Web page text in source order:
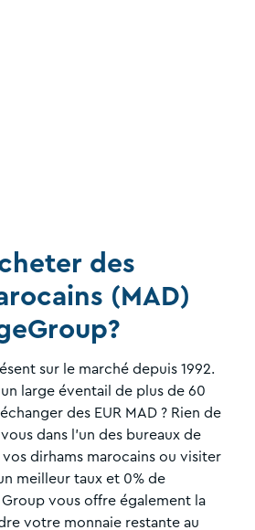
des
(MAD)
sur le marché depuis 1992.
large éventail de plus de 60
des EUR MAD ? Rien de
dans l'un des bureaux de
dirhams marocains ou visiter
meilleur taux et 0% de
vous offre également la
votre monnaie restante au